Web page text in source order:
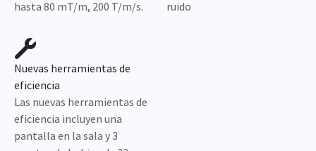
hasta 80 mT/m, 200 T/m/s.
ruido
Nuevas herramientas de
eficiencia
Las nuevas herramientas de
eficiencia incluyen una
pantalla en la sala y 3